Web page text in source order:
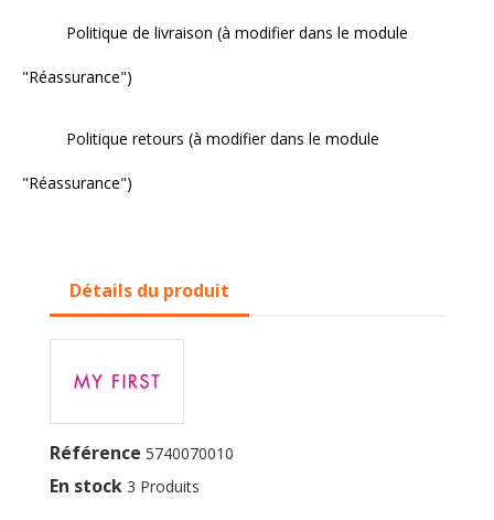
Politique de livraison (à modifier dans le module
"Réassurance")
Politique retours (à modifier dans le module
"Réassurance")
Détails du produit
Référence 5740070010
En stock 3 Produits